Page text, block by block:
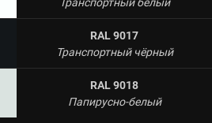
RAL 9017
Транспортный чёрный
RAL 9018
Папирусно-белый